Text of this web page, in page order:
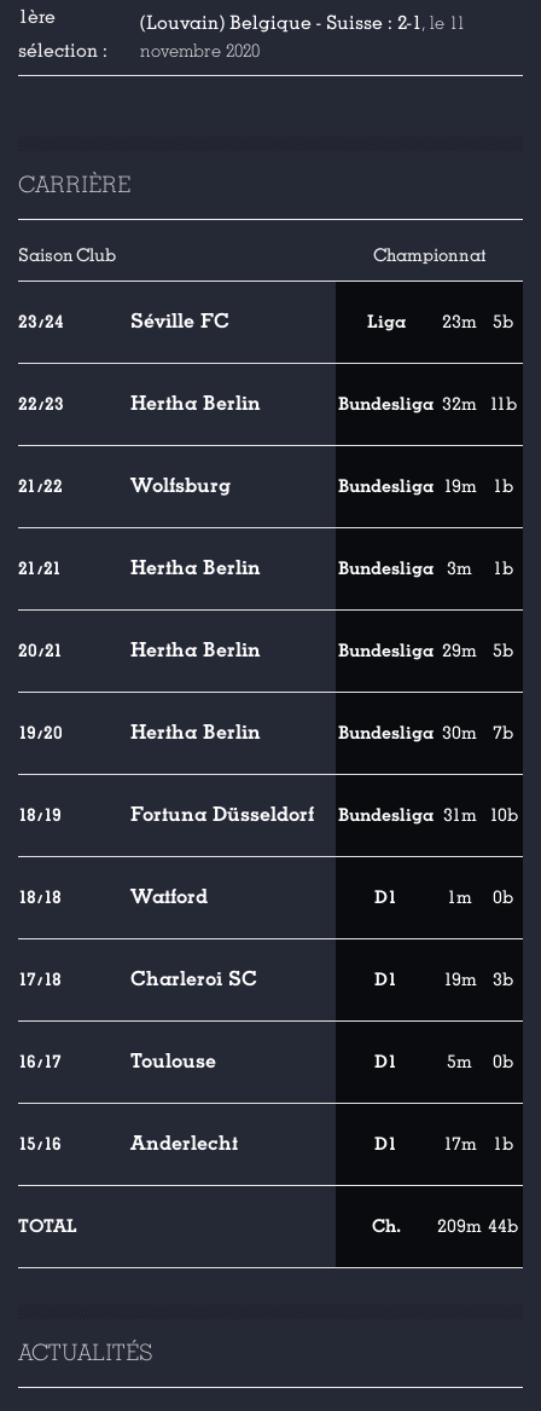
1ère
sélection :
(Louvain) Belgique - Suisse : 2-1, le 11
novembre 2020
CARRIÈRE
SaisonClub Championnat
23/24 Séville FC Liga 23m 5b
22/23 Hertha Berlin Bundesliga 32m 11b
21/22 Wolfsburg Bundesliga 19m 1b
21/21 Hertha Berlin Bundesliga 3m 1b
20/21 Hertha Berlin Bundesliga 29m 5b
19/20 Hertha Berlin Bundesliga 30m 7b
18/19 Fortuna Düsseldorf Bundesliga 31m 10b
18/18 Watford D1 1m 0b
17/18 Charleroi SC D1 19m 3b
16/17 Toulouse D1 5m 0b
15/16 Anderlecht D1 17m 1b
TOTAL Ch. 209m 44b
ACTUALITÉS